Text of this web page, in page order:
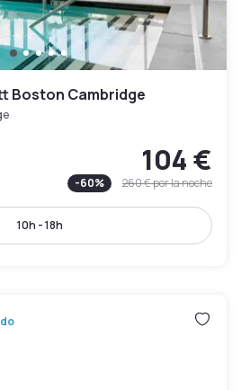
Boston Cambridge
104 €
-60% 260 €por la noche
10h - 18h